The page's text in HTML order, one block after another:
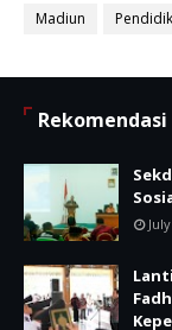
Madiun
Rekomendasi